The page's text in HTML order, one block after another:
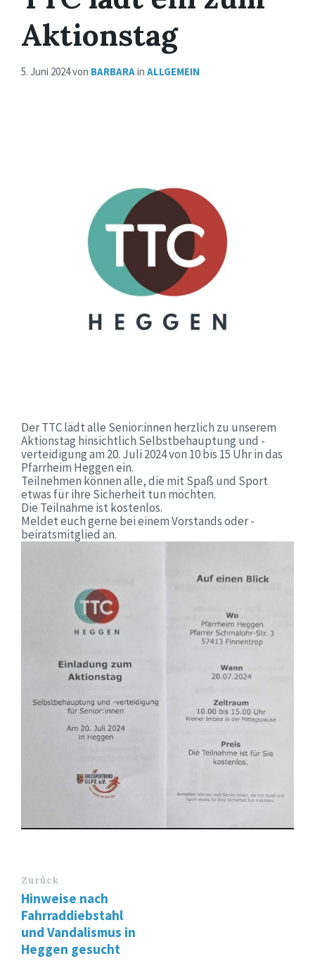
Aktionstag
5. Juni 2024von BARBARAin ALLGEMEIN
Der TTC lädt alle Senior:innen herzlich zu unserem
Aktionstag hinsichtlich Selbstbehauptung und -
verteidigung am 20. Juli 2024 von 10 bis 15 Uhr in das
Pfarrheim Heggen ein.
Teilnehmen können alle, die mit Spaß und Sport
etwas für ihre Sicherheit tun möchten.
Die Teilnahme ist kostenlos.
Meldet euch gerne bei einem Vorstands oder -
beiratsmitglied an.
Zurück
Hinweise nach
Fahrraddiebstahl
und Vandalismus in
Heggen gesucht